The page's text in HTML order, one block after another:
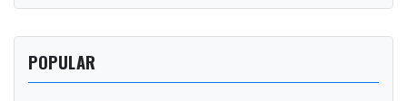
POPULAR